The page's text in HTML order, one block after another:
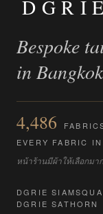
DGRIE
Bespoke
in
4,486
EVERY FABRIC IN
หน้าร้านมีผ้าให้เลือกมา
DGRIE
DGRIE SATHORN